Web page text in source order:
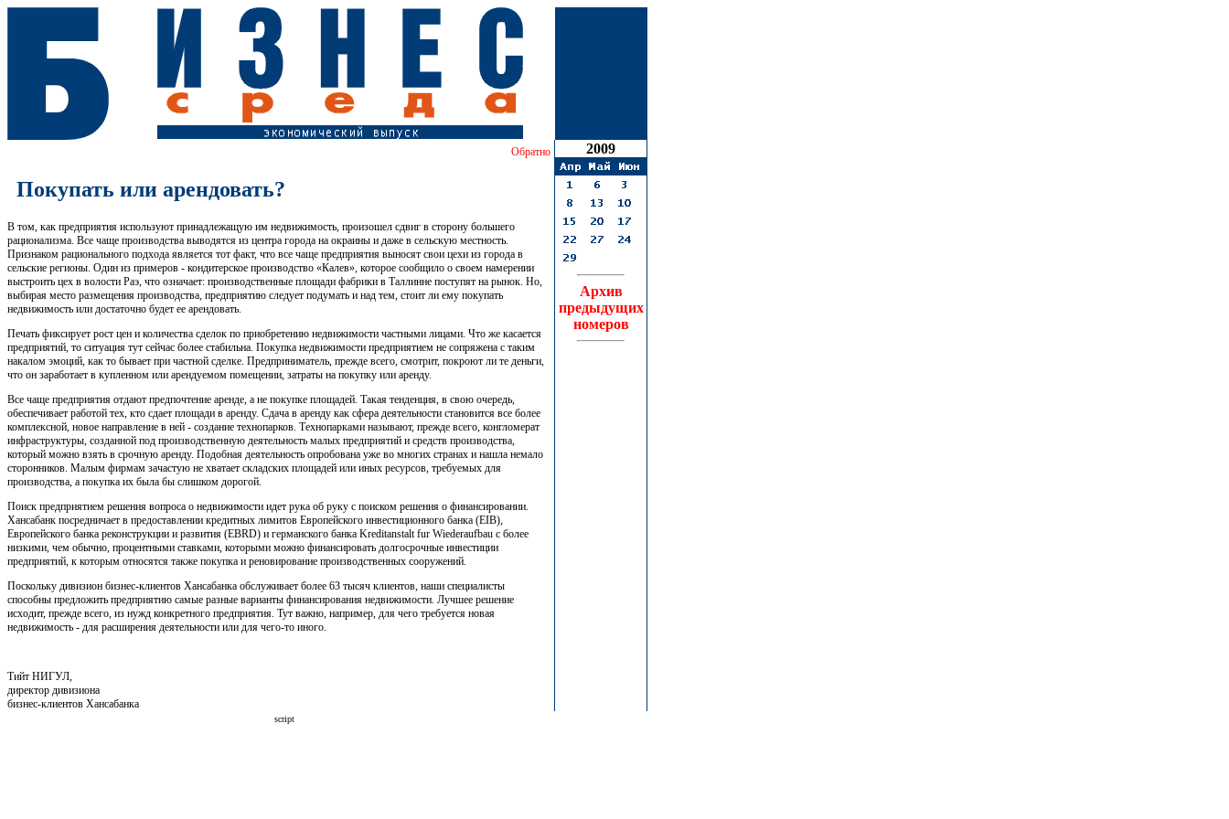
Обратно
Покупать или арендовать?
В том, как предприятия используют принадлежащую им недвижимость, произошел сдвиг в сторону большего
рационализма. Все чаще производства выводятся из центра города на окраины и даже в сельскую местность.
Признаком рационального подхода является тот факт, что все чаще предприятия выносят свои цехи из города в
сельские регионы. Один из примеров - кондитерское производство «Калев», которое сообщило о своем намерении
выстроить цех в волости Раэ, что означает: производственные площади фабрики в Таллинне поступят на рынок. Но,
выбирая место размещения производства, предприятию следует подумать и над тем, стоит ли ему покупать
недвижимость или достаточно будет ее арендовать.
Печать фиксирует рост цен и количества сделок по приобретению недвижимости частными лицами. Что же касается
предприятий, то ситуация тут сейчас более стабильна. Покупка недвижимости предприятием не сопряжена с таким
накалом эмоций, как то бывает при частной сделке. Предприниматель, прежде всего, смотрит, покроют ли те деньги,
что он заработает в купленном или арендуемом помещении, затраты на покупку или аренду.
Все чаще предприятия отдают предпочтение аренде, а не покупке площадей. Такая тенденция, в свою очередь,
обеспечивает работой тех, кто сдает площади в аренду. Сдача в аренду как сфера деятельности становится все более
комплексной, новое направление в ней - создание технопарков. Технопарками называют, прежде всего, конгломерат
инфраструктуры, созданной под производственную деятельность малых предприятий и средств производства,
который можно взять в срочную аренду. Подобная деятельность опробована уже во многих странах и нашла немало
сторонников. Малым фирмам зачастую не хватает складских площадей или иных ресурсов, требуемых для
производства, а покупка их была бы слишком дорогой.
Поиск предприятием решения вопроса о недвижимости идет рука об руку с поиском решения о финансировании.
Хансабанк посредничает в предоставлении кредитных лимитов Европейского инвестиционного банка (EIB),
Европейского банка реконструкции и развития (EBRD) и германского банка Kreditanstalt fur Wiederaufbau с более
низкими, чем обычно, процентными ставками, которыми можно финансировать долгосрочные инвестиции
предприятий, к которым относятся также покупка и реновирование производственных сооружений.
Поскольку дивизион бизнес-клиентов Хансабанка обслуживает более 63 тысяч клиентов, наши специалисты
способны предложить предприятию самые разные варианты финансирования недвижимости. Лучшее решение
исходит, прежде всего, из нужд конкретного предприятия. Тут важно, например, для чего требуется новая
недвижимость - для расширения деятельности или для чего-то иного.
Тийт НИГУЛ,
директор дивизиона
бизнес-клиентов Хансабанка
2009
Архив
предыдущих
номеров
script